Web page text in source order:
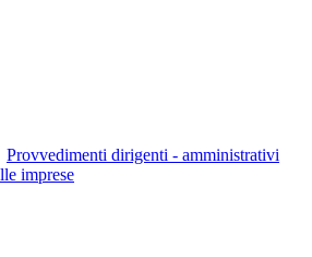
Provvedimenti dirigenti - amministrativi
imprese